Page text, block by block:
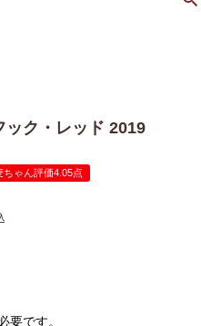
ック・レッド 2019
ちゃん評価4.05点
要です。